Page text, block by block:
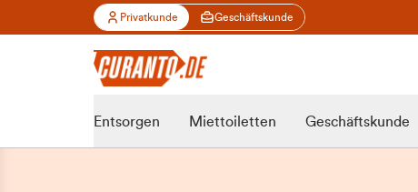
Privatkunde Geschäftskunde
Entsorgen Miettoiletten Geschäftskunde